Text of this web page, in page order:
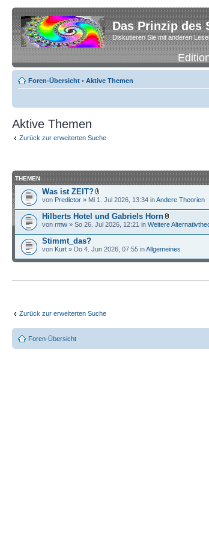
Das Prinzip des
Diskutieren Sie mit anderen
Foren-Übersicht • Aktive Themen
Aktive Themen
Zurück zur erweiterten Suche
THEMEN
Was ist ZEIT?
von Predictor » Mi 1. Jul 2026, 13:34 inAndere Theorien
Hilberts Hotel und Gabriels Horn
von rmw » So 26. Jul 2026, 12:21 in Weitere
Stimmt_das?
von Kurt » Do 4. Jun 2026, 07:55 inAllgemeines
Zurück zur erweiterten Suche
Foren-Übersicht